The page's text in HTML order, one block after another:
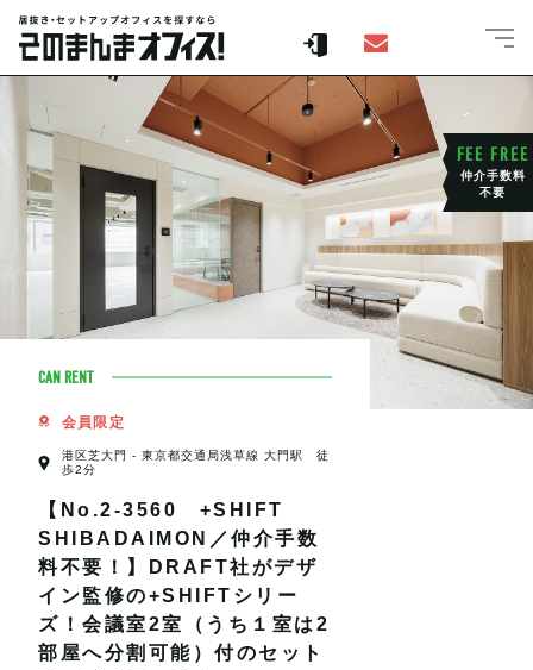
FEE FREE
仲介手数料
不要
CAN RENT
会員限定
港区芝大門 - 東京都交通局浅草線 大門駅 徒
歩2分
【No.2-3560 +SHIFT
SHIBADAIMON／仲介手数
料不要！】DRAFT社がデザ
イン監修の+SHIFTシリー
ズ！会議室2室（うち１室は2
部屋へ分割可能）付のセット